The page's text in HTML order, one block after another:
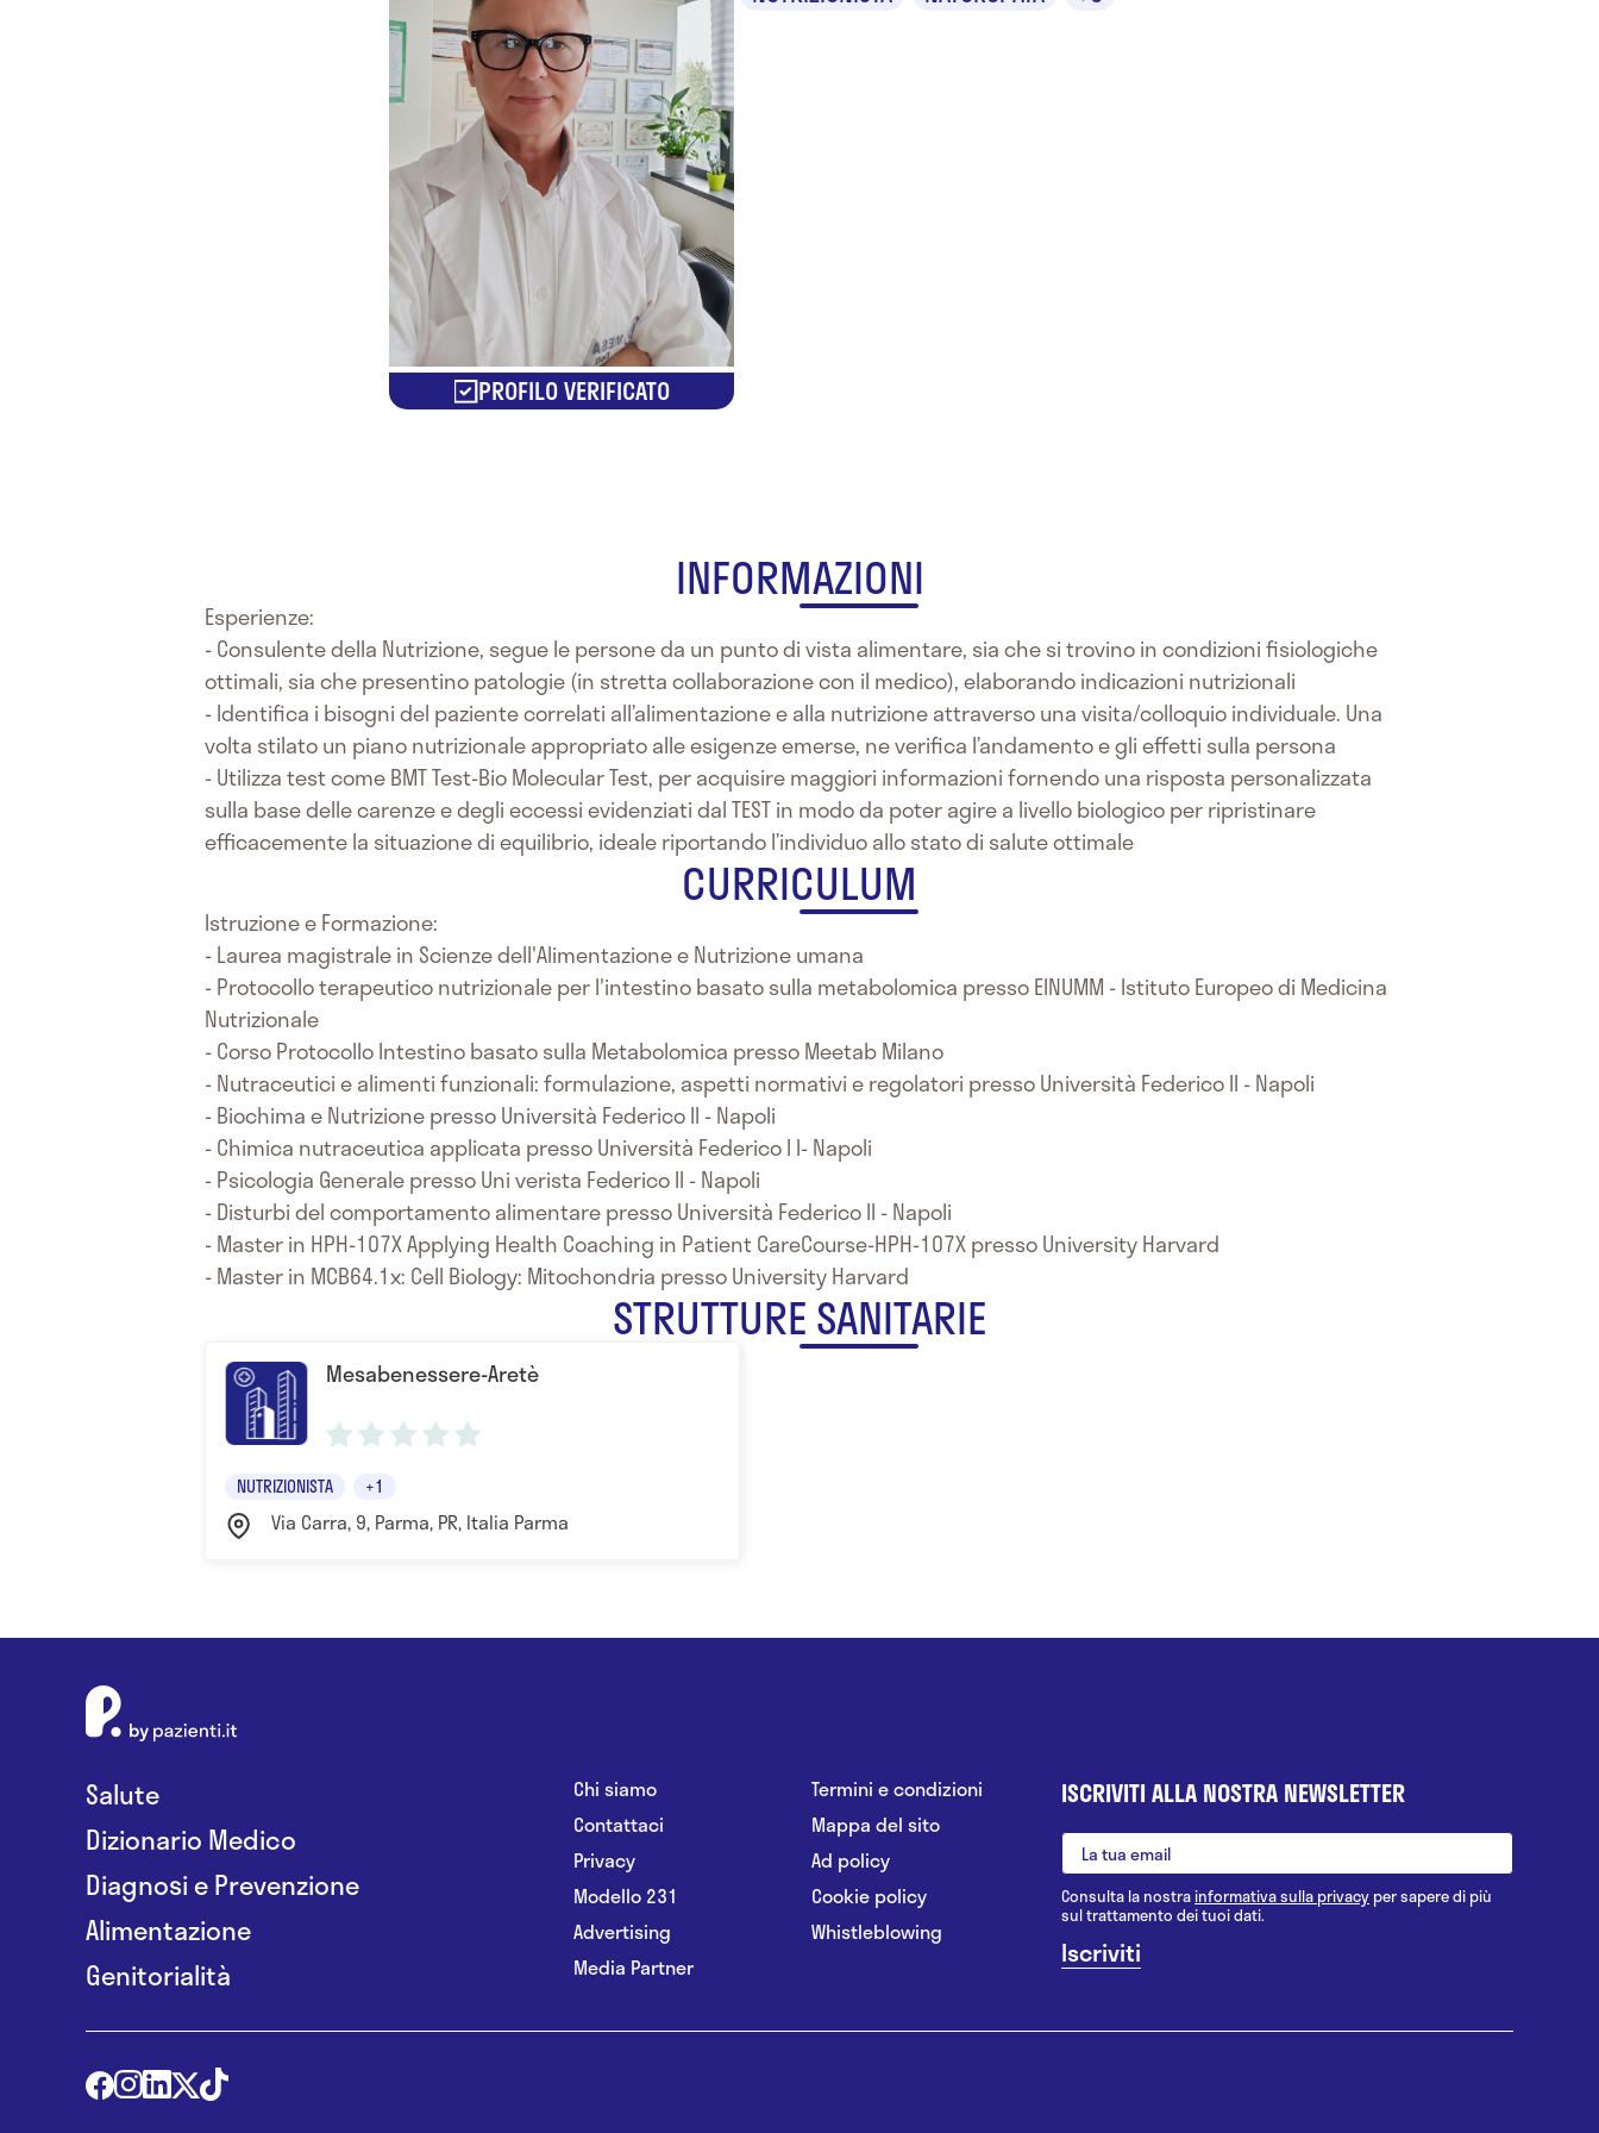
PROFILO VERIFICATO
INFORMAZIONI
Esperienze:
- Consulente della Nutrizione, segue le persone da un punto di vista alimentare, sia che si trovino in condizioni fisiologiche
ottimali, sia che presentino patologie (in stretta collaborazione con il medico), elaborando indicazioni nutrizionali
- Identifica i bisogni del paziente correlati all’alimentazione e alla nutrizione attraverso una visita/colloquio individuale. Una
volta stilato un piano nutrizionale appropriato alle esigenze emerse, ne verifica l’andamento e gli effetti sulla persona
- Utilizza test come BMT Test-Bio Molecular Test, per acquisire maggiori informazioni fornendo una risposta personalizzata
sulla base delle carenze e degli eccessi evidenziati dal TEST in modo da poter agire a livello biologico per ripristinare
efficacemente la situazione di equilibrio, ideale riportando l’individuo allo stato di salute ottimale
CURRICULUM
Istruzione e Formazione:
- Laurea magistrale in Scienze dell'Alimentazione e Nutrizione umana
- Protocollo terapeutico nutrizionale per l'intestino basato sulla metabolomica presso EINUMM - Istituto Europeo di Medicina
Nutrizionale
- Corso Protocollo Intestino basato sulla Metabolomica presso Meetab Milano
- Nutraceutici e alimenti funzionali: formulazione, aspetti normativi e regolatori presso Università Federico II - Napoli
- Biochima e Nutrizione presso Università Federico II - Napoli
- Chimica nutraceutica applicata presso Università Federico I I- Napoli
- Psicologia Generale presso Uni verista Federico II - Napoli
- Disturbi del comportamento alimentare presso Università Federico II - Napoli
- Master in HPH-107X Applying Health Coaching in Patient CareCourse-HPH-107X presso University Harvard
- Master in MCB64.1x: Cell Biology: Mitochondria presso University Harvard
STRUTTURE SANITARIE
Mesabenessere-Aretè
NUTRIZIONISTA +1
Via Carra, 9, Parma, PR, Italia Parma
Salute
Dizionario Medico
Diagnosi e Prevenzione
Alimentazione
Genitorialità
Chi siamo
Contattaci
Privacy
Modello 231
Advertising
Media Partner
Termini e condizioni
Mappa del sito
Ad policy
Cookie policy
Whistleblowing
ISCRIVITI ALLA NOSTRA NEWSLETTER
Consulta la nostrainformativa sulla privacy per sapere di più
sul trattamento dei tuoi dati.